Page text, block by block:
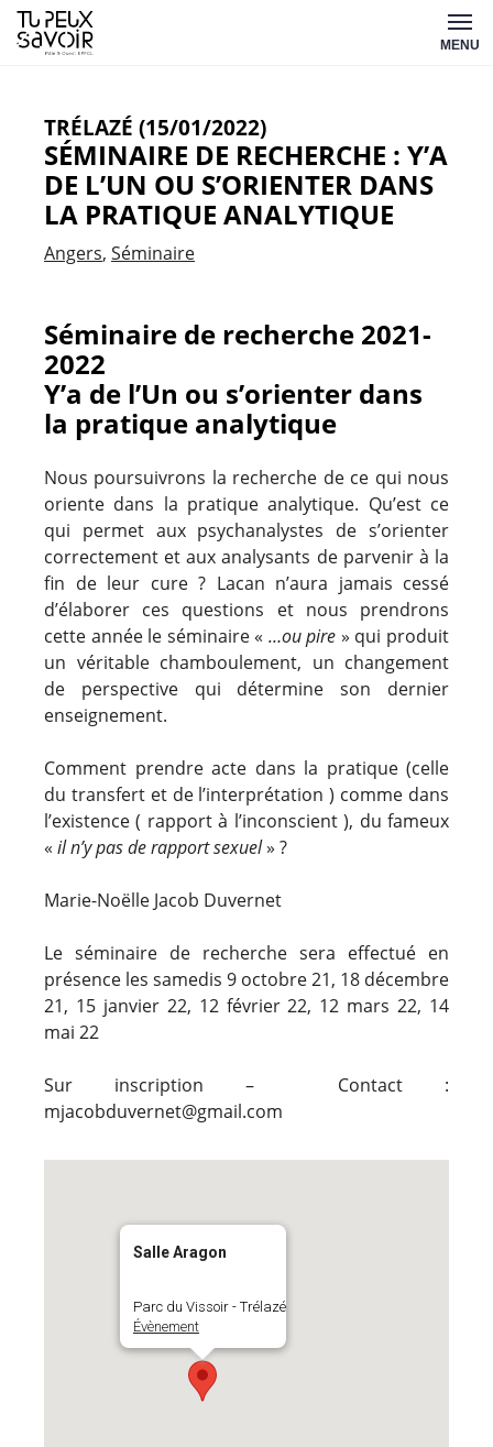
Aller
au
MENU
TRÉLAZÉ (15/01/2022)
SÉMINAIRE DE RECHERCHE : Y’A
DE L’UN OU S’ORIENTER DANS
LA PRATIQUE ANALYTIQUE
Angers Séminaire
Séminaire de recherche 2021-
2022
Y’a de l’Un ou s’orienter dans
la pratique analytique
Nous poursuivrons la recherche de ce qui nous
oriente dans la pratique analytique. Qu’est ce
qui permet aux psychanalystes de s’orienter
correctement et aux analysants de parvenir à la
fin de leur cure ? Lacan n’aura jamais cessé
d’élaborer ces questions et nous prendrons
cette année le séminaire « …ou pire » qui produit
un véritable chamboulement, un changement
de perspective qui détermine son dernier
enseignement.
Comment prendre acte dans la pratique (celle
du transfert et de l’interprétation ) comme dans
l’existence ( rapport à l’inconscient ), du fameux
« il n’y pas de rapport sexuel» ?
Marie-Noëlle Jacob Duvernet
Le séminaire de recherche sera effectué en
présence les samedis 9 octobre 21, 18 décembre
21, 15 janvier 22, 12 février 22, 12 mars 22, 14
mai 22
Sur inscription – Contact :
mjacobduvernet@gmail.com
Salle Aragon
Parc du Vissoir - Trélazé
Évènement